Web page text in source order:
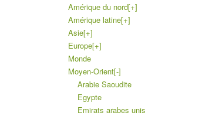
Amérique du nord[+]
Amérique latine[+]
Asie[+]
Europe[+]
Monde
Moyen-Orient[-]
Arabie Saoudite
Egypte
Emirats arabes unis